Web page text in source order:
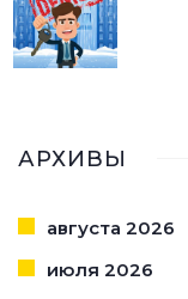
АРХИВЫ
августа 2026
июля 2026